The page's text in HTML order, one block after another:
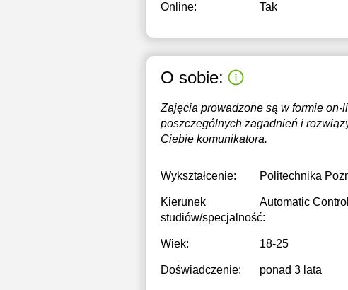
Online: Tak
O sobie:
Zajęcia prowadzone są w formie on-
poszczególnych zagadnień i
Ciebie komunikatora.
Wykształcenie: Politechnika
Kierunek
studiów/specjalność:
Automatic
Wiek: 18-25
Doświadczenie: ponad 3 lata